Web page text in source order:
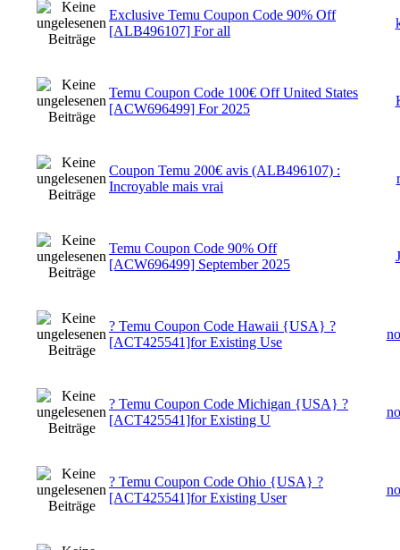
Exclusive Temu Coupon Code 90% Off
[ALB496107] For all
Temu Coupon Code 100€ Off United States
[ACW696499] For 2025
Coupon Temu 200€ avis (ALB496107) :
Incroyable mais vrai
Temu Coupon Code 90% Off
[ACW696499] September 2025
? Temu Coupon Code Hawaii {USA} ?
[ACT425541]for Existing Use
? Temu Coupon Code Michigan {USA} ?
[ACT425541]for Existing U
? Temu Coupon Code Ohio {USA} ?
[ACT425541]for Existing User